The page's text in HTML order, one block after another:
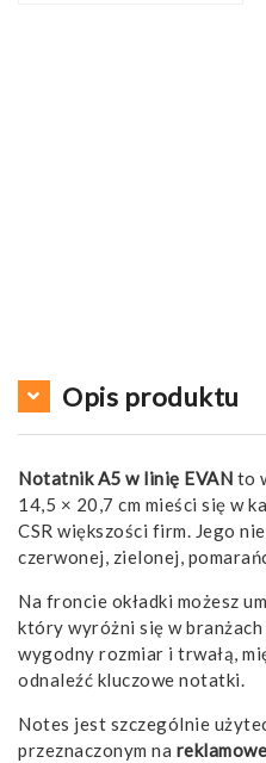
Opis produktu
Notatnik A5 w linię EVAN to
14,5 × 20,7 cm mieści się w
CSR większości firm. Jego
czerwonej, zielonej,
Na froncie okładki możesz
który wyróżni się w
wygodny rozmiar i trwałą,
odnaleźć kluczowe notatki.
Notes jest szczególnie
przeznaczonym na reklamowe